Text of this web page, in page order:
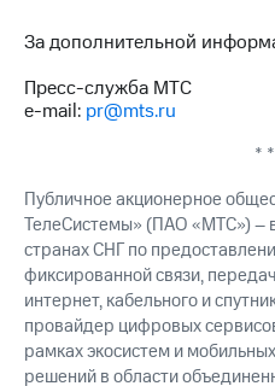
За дополнительной
Пресс-служба МТС
e-mail: pr@mts.ru
*
Публичное акционерное
ТелеСистемы» (ПАО «МТС») –
странах СНГ по
фиксированной связи,
интернет, кабельного и
провайдер цифровых
рамках экосистем и
решений в области